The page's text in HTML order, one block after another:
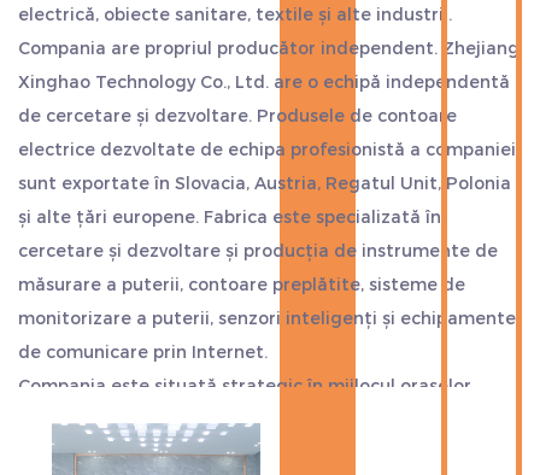
electrică, obiecte sanitare, textile și alte industrii.
Compania are propriul producător independent. Zhejiang
Xinghao Technology Co., Ltd. are o echipă independentă
de cercetare și dezvoltare. Produsele de contoare
electrice dezvoltate de echipa profesionistă a companiei
sunt exportate în Slovacia, Austria, Regatul Unit, Polonia
și alte țări europene. Fabrica este specializată în
cercetare și dezvoltare și producția de instrumente de
măsurare a puterii, contoare preplătite, sisteme de
monitorizare a puterii, senzori inteligenți și echipamente
de comunicare prin Internet.
Compania este situată strategic în mijlocul orașelor
Hangzhou, Ningbo și Shanghai, aproape de portul de
transport maritim. Exportul este convenabil, economisind